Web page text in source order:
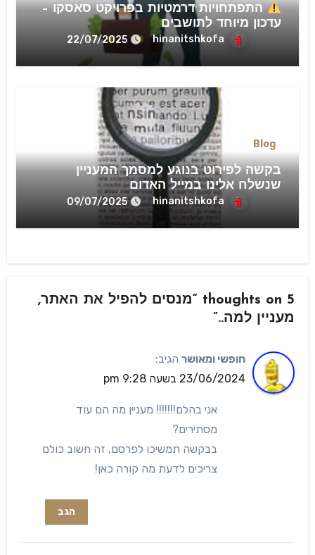
התפתחויות דרמטיות בפרויקט סאסקו –
עדכון מיוחד לתושבים
hinanitshkofa
22/07/2025
Blog
בקשה לפירוט בנוגע למסמך המעניין
שנשלח אלינו במייל האדום
hinanitshkofa
09/07/2025
5 thoughts on “מנסים להפיל את האתר,
מעניין למה..”
חופשי ומאושר הגיב:
23/06/2024 בשעה 9:28 pm
אני בהלם!!!!!!! מעניין מה הם עוד
מסתירים?
בבקשה תמשיכו לפרסם, זה חשוב כולם
צריכים לדעת מה קורה כאן!
הגב